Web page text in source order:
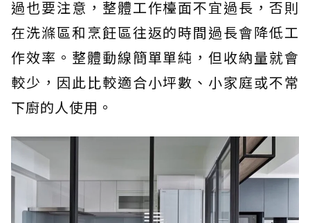
過也要注意，整體工作檯面不宜過長，否則
在洗滌區和烹飪區往返的時間過長會降低工
作效率。整體動線簡單單純，但收納量就會
較少，因此比較適合小坪數、小家庭或不常
下廚的人使用。